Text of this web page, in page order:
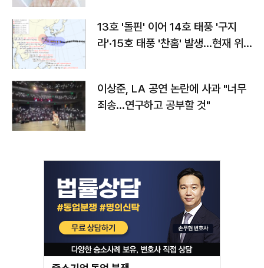
13호 '돌핀' 이어 14호 태풍 '구지
라'·15호 태풍 '찬홈' 발생…현재 위
이상준, LA 공연 논란에 사과 "너무
죄송…연구하고 공부할 것"